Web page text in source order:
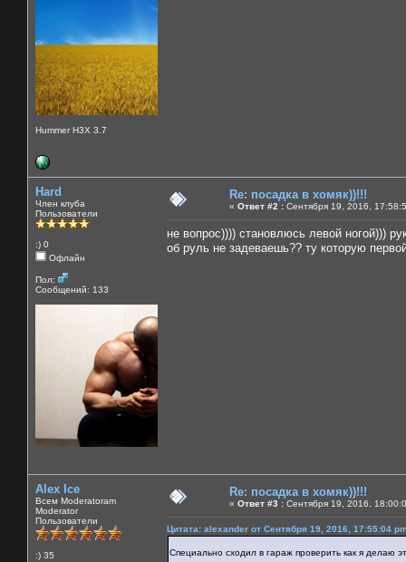
Hummer H3X 3.7
Hard
Член клуба
Пользователи
:) 0
Офлайн
Пол:
Сообщений: 133
Re: посадка в хомяк))!!!
« Ответ #2 : Сентября 19, 2016,
не вопрос)))) становлюсь левой ногой)))
об руль не задеваешь?? ту которую
Alex Ice
Всем Moderatoram
Moderator
Пользователи
:) 35
Re: посадка в хомяк))!!!
« Ответ #3 : Сентября 19, 2016,
Цитата: alexander от Сентября 19, 2016, 17:55:04
Специально сходил в гараж проверить как я делаю